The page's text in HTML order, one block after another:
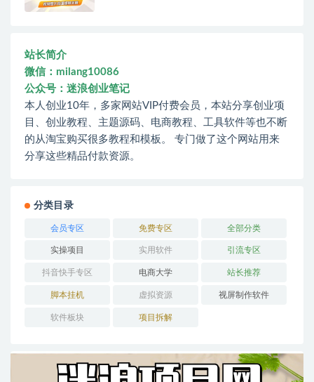
站长简介
微信：milang10086
公众号：迷浪创业笔记
本人创业10年，多家网站VIP付费会员，本站分享创业项
目、创业教程、主题源码、电商教程、工具软件等也不断
的从淘宝购买很多教程和模板。 专门做了这个网站用来
分享这些精品付款资源。
分类目录
会员专区 免费专区 全部分类
实操项目 实用软件 引流专区
抖音快手专区 电商大学 站长推荐
脚本挂机 虚拟资源 视屏制作软件
软件板块 项目拆解